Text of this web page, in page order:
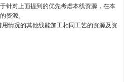
对上面提到的优先考虑本线资源，在本
资源。
况的其他线能加工相同工艺的资源及资